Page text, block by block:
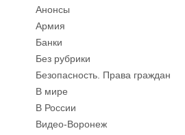
Анонсы
Армия
Банки
Без рубрики
Безопасность. Права граждан
В мире
В России
Видео-Воронеж